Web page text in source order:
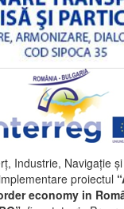
Industrie, Navigație
proiectul
economy in